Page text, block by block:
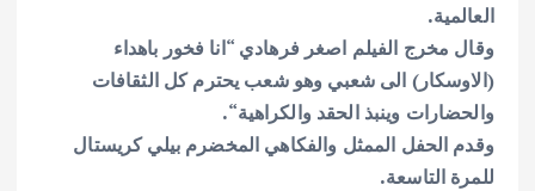
العالمية.
وقال مخرج الفيلم اصغر فرهادي “انا فخور باهداء
(الاوسكار) الى شعبي وهو شعب يحترم كل الثقافات
والحضارات وينبذ الحقد والكراهية“.
وقدم الحفل الممثل والفكاهي المخضرم بيلي كريستال
للمرة التاسعة.